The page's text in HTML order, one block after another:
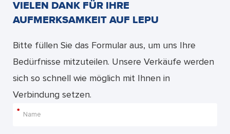
VIELEN DANK FÜR IHRE
AUFMERKSAMKEIT AUF LEPU
Bitte füllen Sie das Formular aus, um uns Ihre
Bedürfnisse mitzuteilen. Unsere Verkäufe werden
sich so schnell wie möglich mit Ihnen in
Verbindung setzen.
*